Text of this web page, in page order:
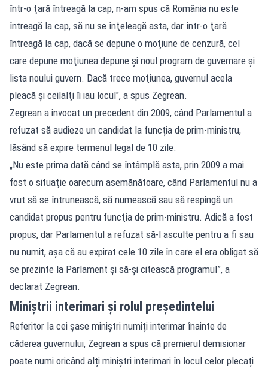
într-o ţară întreagă la cap, n-am spus că România nu este
întreagă la cap, să nu se înţeleagă asta, dar într-o ţară
întreagă la cap, dacă se depune o moţiune de cenzură, cel
care depune moţiunea depune şi noul program de guvernare şi
lista noului guvern. Dacă trece moţiunea, guvernul acela
pleacă şi ceilalţi îi iau locul", a spus Zegrean.
Zegrean a invocat un precedent din 2009, când Parlamentul a
refuzat să audieze un candidat la funcția de prim-ministru,
lăsând să expire termenul legal de 10 zile.
„Nu este prima dată când se întâmplă asta, prin 2009 a mai
fost o situaţie oarecum asemănătoare, când Parlamentul nu a
vrut să se întrunească, să numească sau să respingă un
candidat propus pentru funcţia de prim-ministru. Adică a fost
propus, dar Parlamentul a refuzat să-l asculte pentru a fi sau
nu numit, aşa că au expirat cele 10 zile în care el era obligat să
se prezinte la Parlament şi să-şi citească programul”, a
declarat Zegrean.
Miniștrii interimari și rolul președintelui
Referitor la cei șase miniștri numiți interimar înainte de
căderea guvernului, Zegrean a spus că premierul demisionar
poate numi oricând alți miniștri interimari în locul celor plecați.